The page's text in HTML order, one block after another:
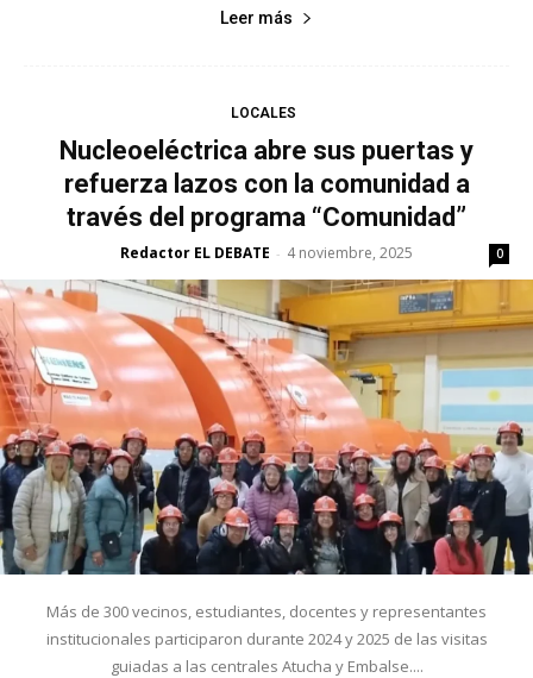
Leer más
LOCALES
Nucleoeléctrica abre sus puertas y
refuerza lazos con la comunidad a
través del programa “Comunidad”
Redactor EL DEBATE - 4 noviembre, 2025 0
Más de 300 vecinos, estudiantes, docentes y representantes
institucionales participaron durante 2024 y 2025 de las visitas
guiadas a las centrales Atucha y Embalse....